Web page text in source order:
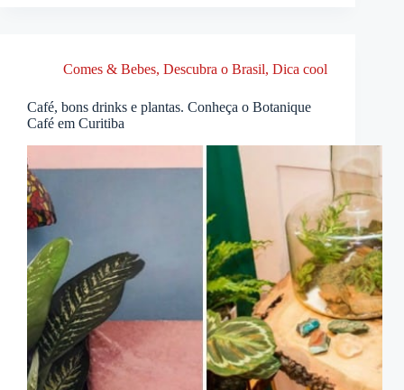
Comes & Bebes, Descubra o Brasil, Dica cool
Café, bons drinks e plantas. Conheça o Botanique
Café em Curitiba